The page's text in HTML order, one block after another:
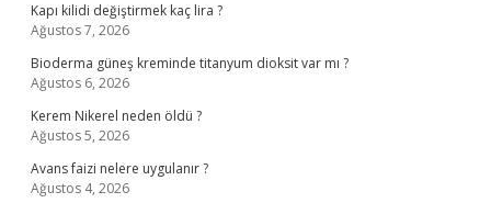
Kapı kilidi değiştirmek kaç lira ?
Ağustos 7, 2026
Bioderma güneş kreminde titanyum dioksit var mı ?
Ağustos 6, 2026
Kerem Nikerel neden öldü ?
Ağustos 5, 2026
Avans faizi nelere uygulanır ?
Ağustos 4, 2026